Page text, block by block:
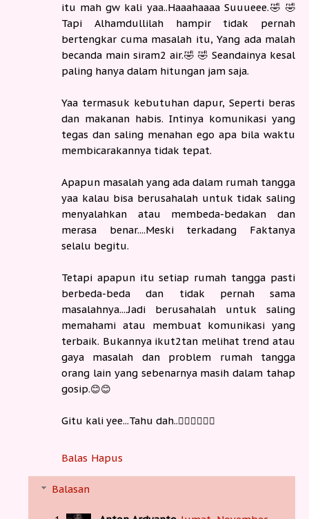
itu mah gw kali yaa..Haaahaaaa Suuueee.🤣 🤣
Tapi Alhamdullilah hampir tidak pernah
bertengkar cuma masalah itu, Yang ada malah
becanda main siram2 air.🤣 🤣 Seandainya kesal
paling hanya dalam hitungan jam saja.
Yaa termasuk kebutuhan dapur, Seperti beras
dan makanan habis. Intinya komunikasi yang
tegas dan saling menahan ego apa bila waktu
membicarakannya tidak tepat.
Apapun masalah yang ada dalam rumah tangga
yaa kalau bisa berusahalah untuk tidak saling
menyalahkan atau membeda-bedakan dan
merasa benar....Meski terkadang Faktanya
selalu begitu.
Tetapi apapun itu setiap rumah tangga pasti
berbeda-beda dan tidak pernah sama
masalahnya....Jadi berusahalah untuk saling
memahami atau membuat komunikasi yang
terbaik. Bukannya ikut2tan melihat trend atau
gaya masalah dan problem rumah tangga
orang lain yang sebenarnya masih dalam tahap
gosip.😊😊
Gitu kali yee...Tahu dah..🚶‍♀️🚶‍♀️🚶‍♀️
Balas Hapus
Balasan